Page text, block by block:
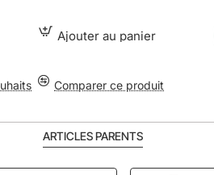
Ajouter au panier
Comparer ce produit
ARTICLES PARENTS